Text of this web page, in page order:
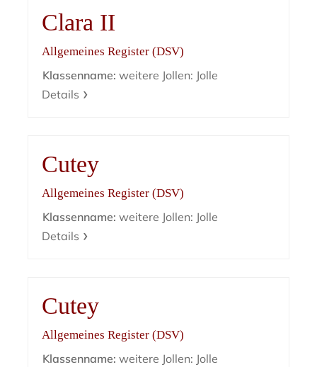
Clara II
Allgemeines Register (DSV)
Klassenname: weitere Jollen: Jolle
Details
Cutey
Allgemeines Register (DSV)
Klassenname: weitere Jollen: Jolle
Details
Cutey
Allgemeines Register (DSV)
Klassenname: weitere Jollen: Jolle